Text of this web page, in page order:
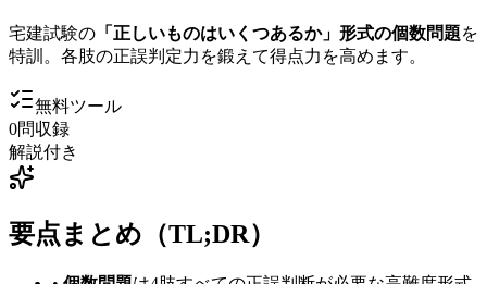
宅建試験の 「正しいものはいくつあるか」形式の個数問題を
特訓。各肢の正誤判定力を鍛えて得点力を高めます。
無料ツール
0問収録
解説付き
要点まとめ（TL;DR）